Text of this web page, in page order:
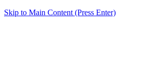
Skip to Main Content (Press Enter)